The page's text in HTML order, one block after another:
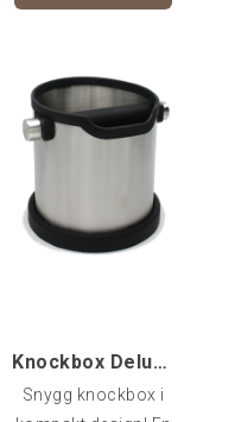
Knockbox Deluxe, Rostfri/Gummi
Snygg knockbox i